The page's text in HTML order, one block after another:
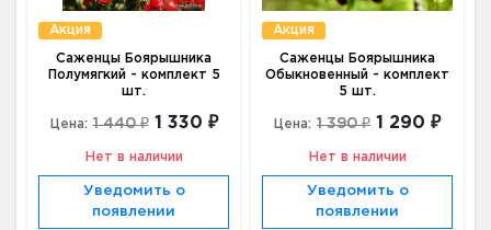
Акция
Саженцы Боярышника
Полумягкий - комплект 5
шт.
Цена: 1 440 ₽ 1 330 ₽
Нет в наличии
Уведомить о
появлении
Акция
Саженцы Боярышника
Обыкновенный - комплект
5 шт.
Цена: 1 390 ₽ 1 290 ₽
Нет в наличии
Уведомить о
появлении